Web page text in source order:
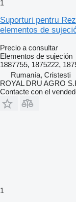
1
Suporturi pentru
elementos de
Precio a consultar
Elementos de sujeción
1887755, 1875222,
Rumanía, Cristesti
ROYAL DRU AGRO
Contacte con el
1